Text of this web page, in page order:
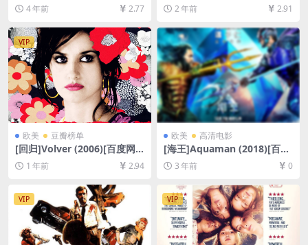
1080P超清未删减][MP4/8G
B][中文字幕]
4 年前 2.77
减资源][网盘在线播放/下载]
[MP4/7GB][中文字幕]
2 年前 2.91
VIP
欧美 豆瓣榜单
[回归]Volver (2006)[百度网
盘+夸克网盘1080P超清未删
减资源][网盘在线播放/下载]
[MP4/8.5GB][中文字幕]
1 年前 2.94
欧美 高清电影
[海王]Aquaman (2018)[百度
网盘+夸克网盘1080P超清未
删减资源][网盘在线播放/下
载][MP4/10GB][中英字幕]
3 年前 0
VIP VIP